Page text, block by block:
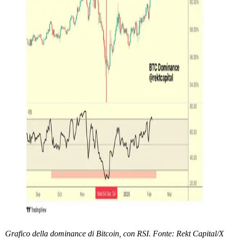
Grafico della dominance di Bitcoin, con RSI. Fonte: Rekt Capital/X